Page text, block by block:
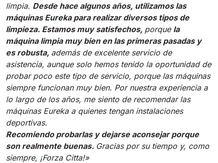
E110-D
1100 mm 8800 m²/h
E110-R
1100 mm 8800 m²/h
limpia. Desde hace algunos años, utilizamos las
máquinas Eureka para realizar diversos tipos de
limpieza. Estamos muy satisfechos, porque la
máquina limpia muy bien en las primeras pasadas y
es robusta, además de excelente servicio de
asistencia, aunque solo hemos tenido la oportunidad de
probar poco este tipo de servicio, porque las máquinas
siempre funcionan muy bien. Por nuestra experiencia a
lo largo de los años, me siento de recomendar las
máquinas Eureka a quienes tengan instalaciones
deportivas.
Recomiendo probarlas y dejarse aconsejar porque
son realmente buenas. Gracias por su tiempo y, como
siempre, ¡Forza Citta!»